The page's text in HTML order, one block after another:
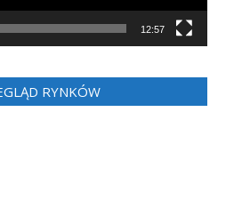
12:57
RYNKÓW